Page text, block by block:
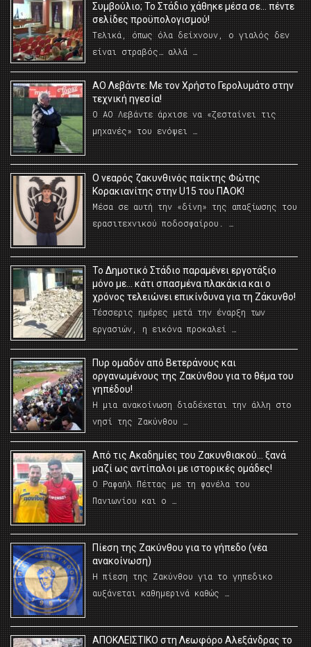
Συμβούλιο; Το Στάδιο χάθηκε μέσα σε… πέντε
σελίδες προϋπολογισμού!
Τελικά, όπως όλα δείχνουν, ο γιαλός δεν
είναι στραβός… αλλά …
ΑΟ Λεβάντε: Με τον Χρήστο Γερολυμάτο στην
τεχνική ηγεσία!
Ο ΑΟ Λεβάντε άρχισε να «ζεσταίνει τις
μηχανές» του ενόψει …
O νεαρός ζακυνθινός παίκτης Φώτης
Κορακιανίτης στην U15 του ΠΑΟΚ!
Μέσα σε αυτή την «δίνη» της απαξίωσης του
ερασιτεχνικού ποδοσφαίρου. …
Το Δημοτικό Στάδιο παραμένει εργοτάξιο
μόνο με… κάτι σπασμένα πλακάκια και ο
χρόνος τελειώνει επικίνδυνα για τη Ζάκυνθο!
Τέσσερις ημέρες μετά την έναρξη των
εργασιών, η εικόνα προκαλεί …
Πυρ ομαδόν από Βετεράνους και
οργανωμένους της Ζακύνθου για το θέμα του
γηπέδου!
Η μια ανακοίνωση διαδέχεται την άλλη στο
νησί της Ζακύνθου …
Από τις Ακαδημίες του Ζακυνθιακού… ξανά
μαζί ως αντίπαλοι με ιστορικές ομάδες!
Ο Ραφαήλ Πέττας με τη φανέλα του
Πανιωνίου και ο …
Πίεση της Ζακύνθου για το γήπεδο (νέα
ανακοίνωση)
Η πίεση της Ζακύνθου για το γηπεδικο
αυξάνεται καθημερινά καθώς …
AΠΟΚΛΕΙΣΤΙΚΟ στη Λεωφόρο Αλεξάνδρας το